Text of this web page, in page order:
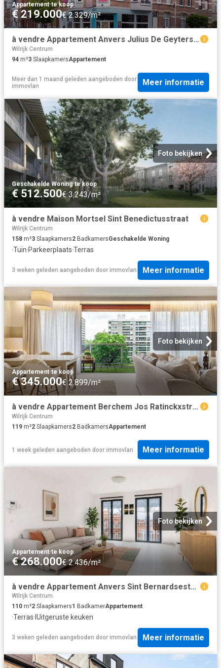
Appartement·te koop
€ 219.000€ 2.329/m²
à vendre Appartement Anvers Julius De Geyterstraat
Wilrijk Centrum
94 m²3 SlaapkamersAppartement
Meer dan 1 maand geleden aangeboden door
immovlan
Meer informatie
Foto bekijken
Geschakelde Woning·te koop
€ 512.500€ 3.243/m²
à vendre Maison Mortsel Sint Benedictusstraat
Wilrijk Centrum
158 m²3 Slaapkamers2 BadkamersGeschakelde Woning
·Tuin·Parkeerplaats·Terras
3 weken geleden aangeboden door immovlan Meer informatie
Foto bekijken
Appartement·te koop
€ 345.000€ 2.899/m²
à vendre Appartement Berchem Jos Ratinckxstraat
Wilrijk Centrum
119 m²2 Slaapkamers2 BadkamersAppartement
1 week geleden aangeboden door immovlan Meer informatie
Foto bekijken
Appartement·te koop
€ 268.000€ 2.436/m²
à vendre Appartement Anvers Sint Bernardsesteenweg
Wilrijk Centrum
110 m²2 Slaapkamers1 BadkamerAppartement
·Terras· IUitgeruste keuken
3 weken geleden aangeboden door immovlan Meer informatie